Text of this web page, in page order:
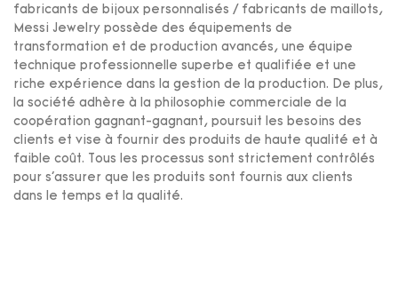
fabricants de bijoux personnalisés / fabricants de maillots,
Messi Jewelry possède des équipements de
transformation et de production avancés, une équipe
technique professionnelle superbe et qualifiée et une
riche expérience dans la gestion de la production. De plus,
la société adhère à la philosophie commerciale de la
coopération gagnant-gagnant, poursuit les besoins des
clients et vise à fournir des produits de haute qualité et à
faible coût. Tous les processus sont strictement contrôlés
pour s'assurer que les produits sont fournis aux clients
dans le temps et la qualité.